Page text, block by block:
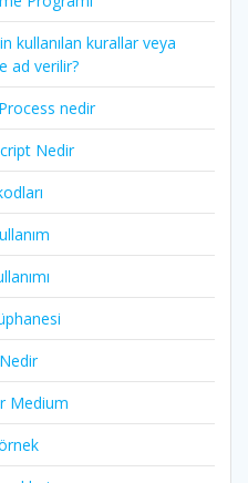
kullanılan kurallar veya
ad verilir?
nedir
Nedir
Medium